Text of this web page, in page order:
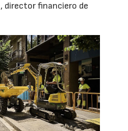
director financiero de